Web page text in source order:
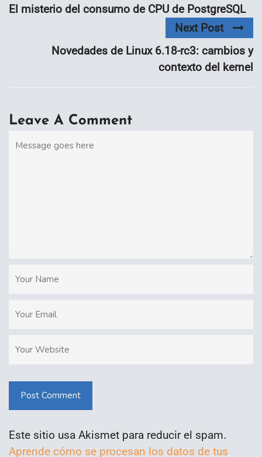
El misterio del consumo de CPU de PostgreSQL
Next Post
Novedades de Linux 6.18-rc3: cambios y
contexto del kernel
Leave A Comment
Post Comment
Este sitio usa Akismet para reducir el spam.
Aprende cómo se procesan los datos de tus